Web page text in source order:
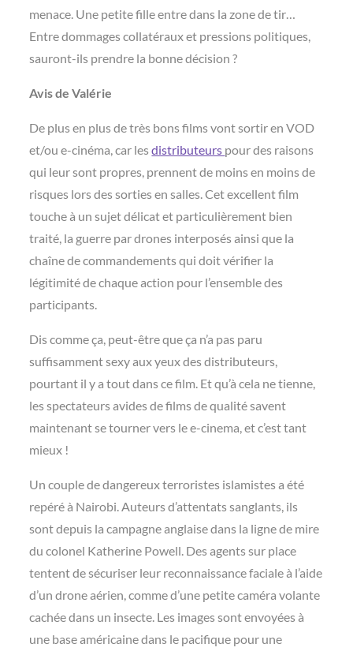
menace. Une petite fille entre dans la zone de tir…
Entre dommages collatéraux et pressions politiques,
sauront-ils prendre la bonne décision ?
Avis de Valérie
De plus en plus de très bons films vont sortir en VOD
et/ou e-cinéma, car lesdistributeurs pour des raisons
qui leur sont propres, prennent de moins en moins de
risques lors des sorties en salles. Cet excellent film
touche à un sujet délicatet particulièrement bien
traité, la guerre par drones interposés ainsi que la
chaîne de commandements qui doit vérifier la
légitimité de chaque action pour l’ensemble des
participants.
Dis comme ça, peut-être que ça n’a pas paru
suffisamment sexy aux yeux des distributeurs,
pourtant il y a tout dans ce film. Et qu’à cela ne tienne,
les spectateurs avides de films de qualité savent
maintenant se tourner vers le e-cinema, et c’est tant
mieux !
Un couple de dangereux terroristes islamistes a été
repéré à Nairobi.Auteurs d’attentats sanglants, ils
sont depuis la campagne anglaise dans la ligne de mire
du colonel Katherine Powell. Des agents sur place
tentent de sécuriser leur reconnaissance faciale à l’aide
d’un drone aérien, comme d’une petite caméra volante
cachée dans un insecte. Les images sont envoyées à
une base américaine dans le pacifique pour une